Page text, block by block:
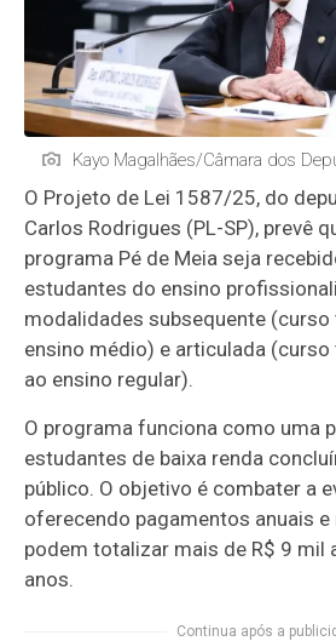
Kayo Magalhães/Câmara dos
O Projeto de Lei 1587/25, do
Carlos Rodrigues (PL-SP), prevê
programa Pé de Meia seja
estudantes do ensino
modalidades subsequente
ensino médio) e articulada
ao ensino regular).
O programa funciona como uma
estudantes de baixa renda
público. O objetivo é combater a
oferecendo pagamentos anuais e
podem totalizar mais de R$ 9 mil
anos.
Continua após a